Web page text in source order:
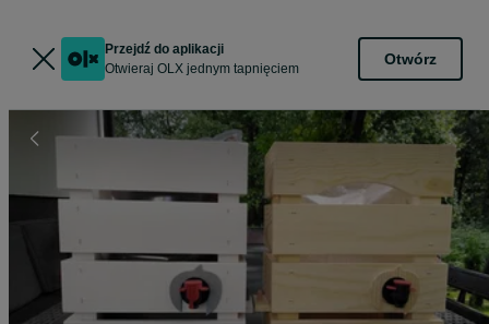
Przejdź do aplikacji
Otwieraj OLX jednym tapnięciem
Otwórz